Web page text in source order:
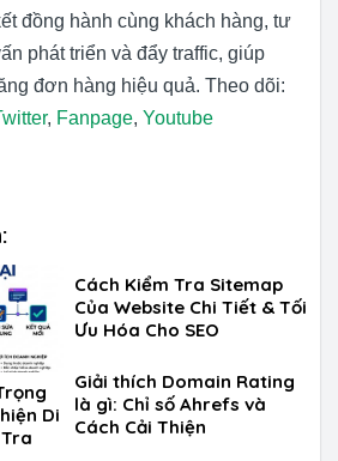
đồng hành cùng khách hàng, tư
phát triển và đẩy traffic, giúp
đơn hàng hiệu quả. Theo dõi:
, Fanpage, Youtube
Di
Cách Kiểm Tra Sitemap
Của Website Chi Tiết & Tối
Ưu Hóa Cho SEO
Giải thích Domain Rating
là gì: Chỉ số Ahrefs và
Cách Cải Thiện